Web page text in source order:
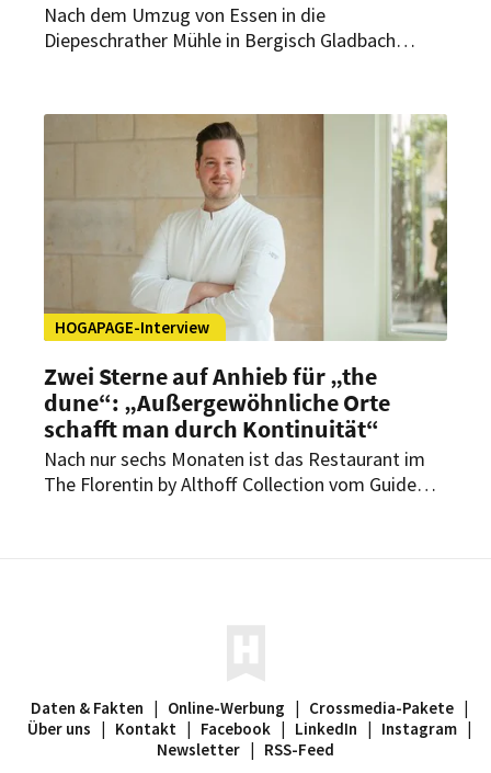
Nach dem Umzug von Essen in die
Diepeschrather Mühle in Bergisch Gladbach
Im Interview mit HOGAPAGE spricht der
Spitzenkoch über den Neustart, den
zurückgewonnenen Michelin-Stern und die
Zukunft des Restaurants.
HOGAPAGE-Interview
Zwei Sterne auf Anhieb für „the
dune“: „Außergewöhnliche Orte
schafft man durch Kontinuität“
Nach nur sechs Monaten ist das Restaurant im
The Florentin by Althoff Collection vom Guide
Daten & Fakten Online-Werbung Crossmedia-Pakete
Über uns
Kontakt Facebook LinkedIn Instagram
Newsletter
RSS-Feed